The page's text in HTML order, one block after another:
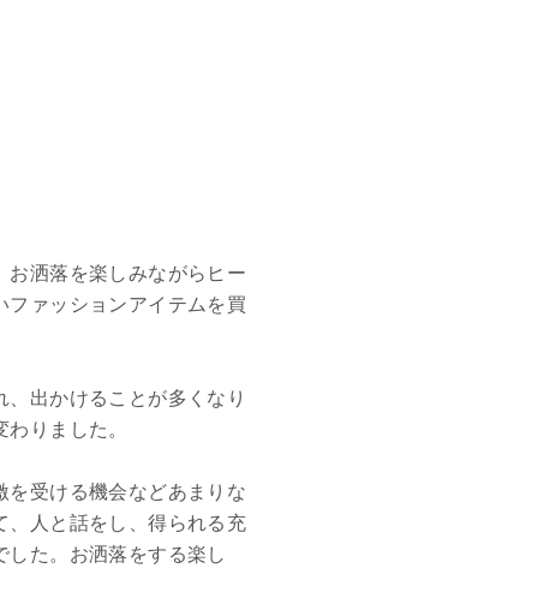
お洒落を楽しみながらヒー
ファッションアイテムを買
出かけることが多くなり
りました。
を受ける機会などあまりな
、人と話をし、得られる充
た。お洒落をする楽し